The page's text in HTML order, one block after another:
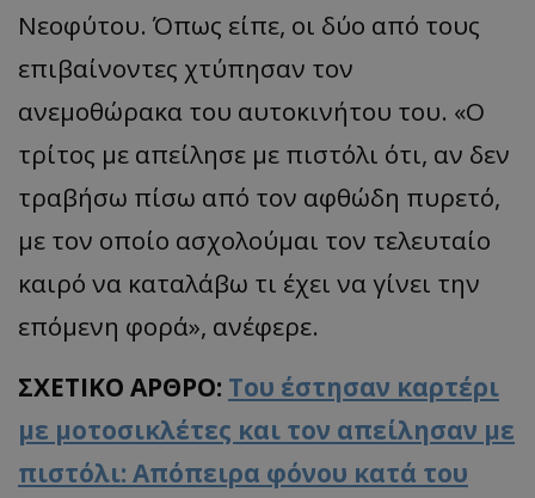
Νεοφύτου. Όπως είπε, οι δύο από τους
επιβαίνοντες χτύπησαν τον
ανεμοθώρακα του αυτοκινήτου του. «Ο
τρίτος με απείλησε με πιστόλι ότι, αν δεν
τραβήσω πίσω από τον αφθώδη πυρετό,
με τον οποίο ασχολούμαι τον τελευταίο
καιρό να καταλάβω τι έχει να γίνει την
επόμενη φορά», ανέφερε.
ΣΧΕΤΙΚΟ ΑΡΘΡΟ: Του έστησαν καρτέρι
με μοτοσικλέτες και τον απείλησαν με
πιστόλι: Απόπειρα φόνου κατά του